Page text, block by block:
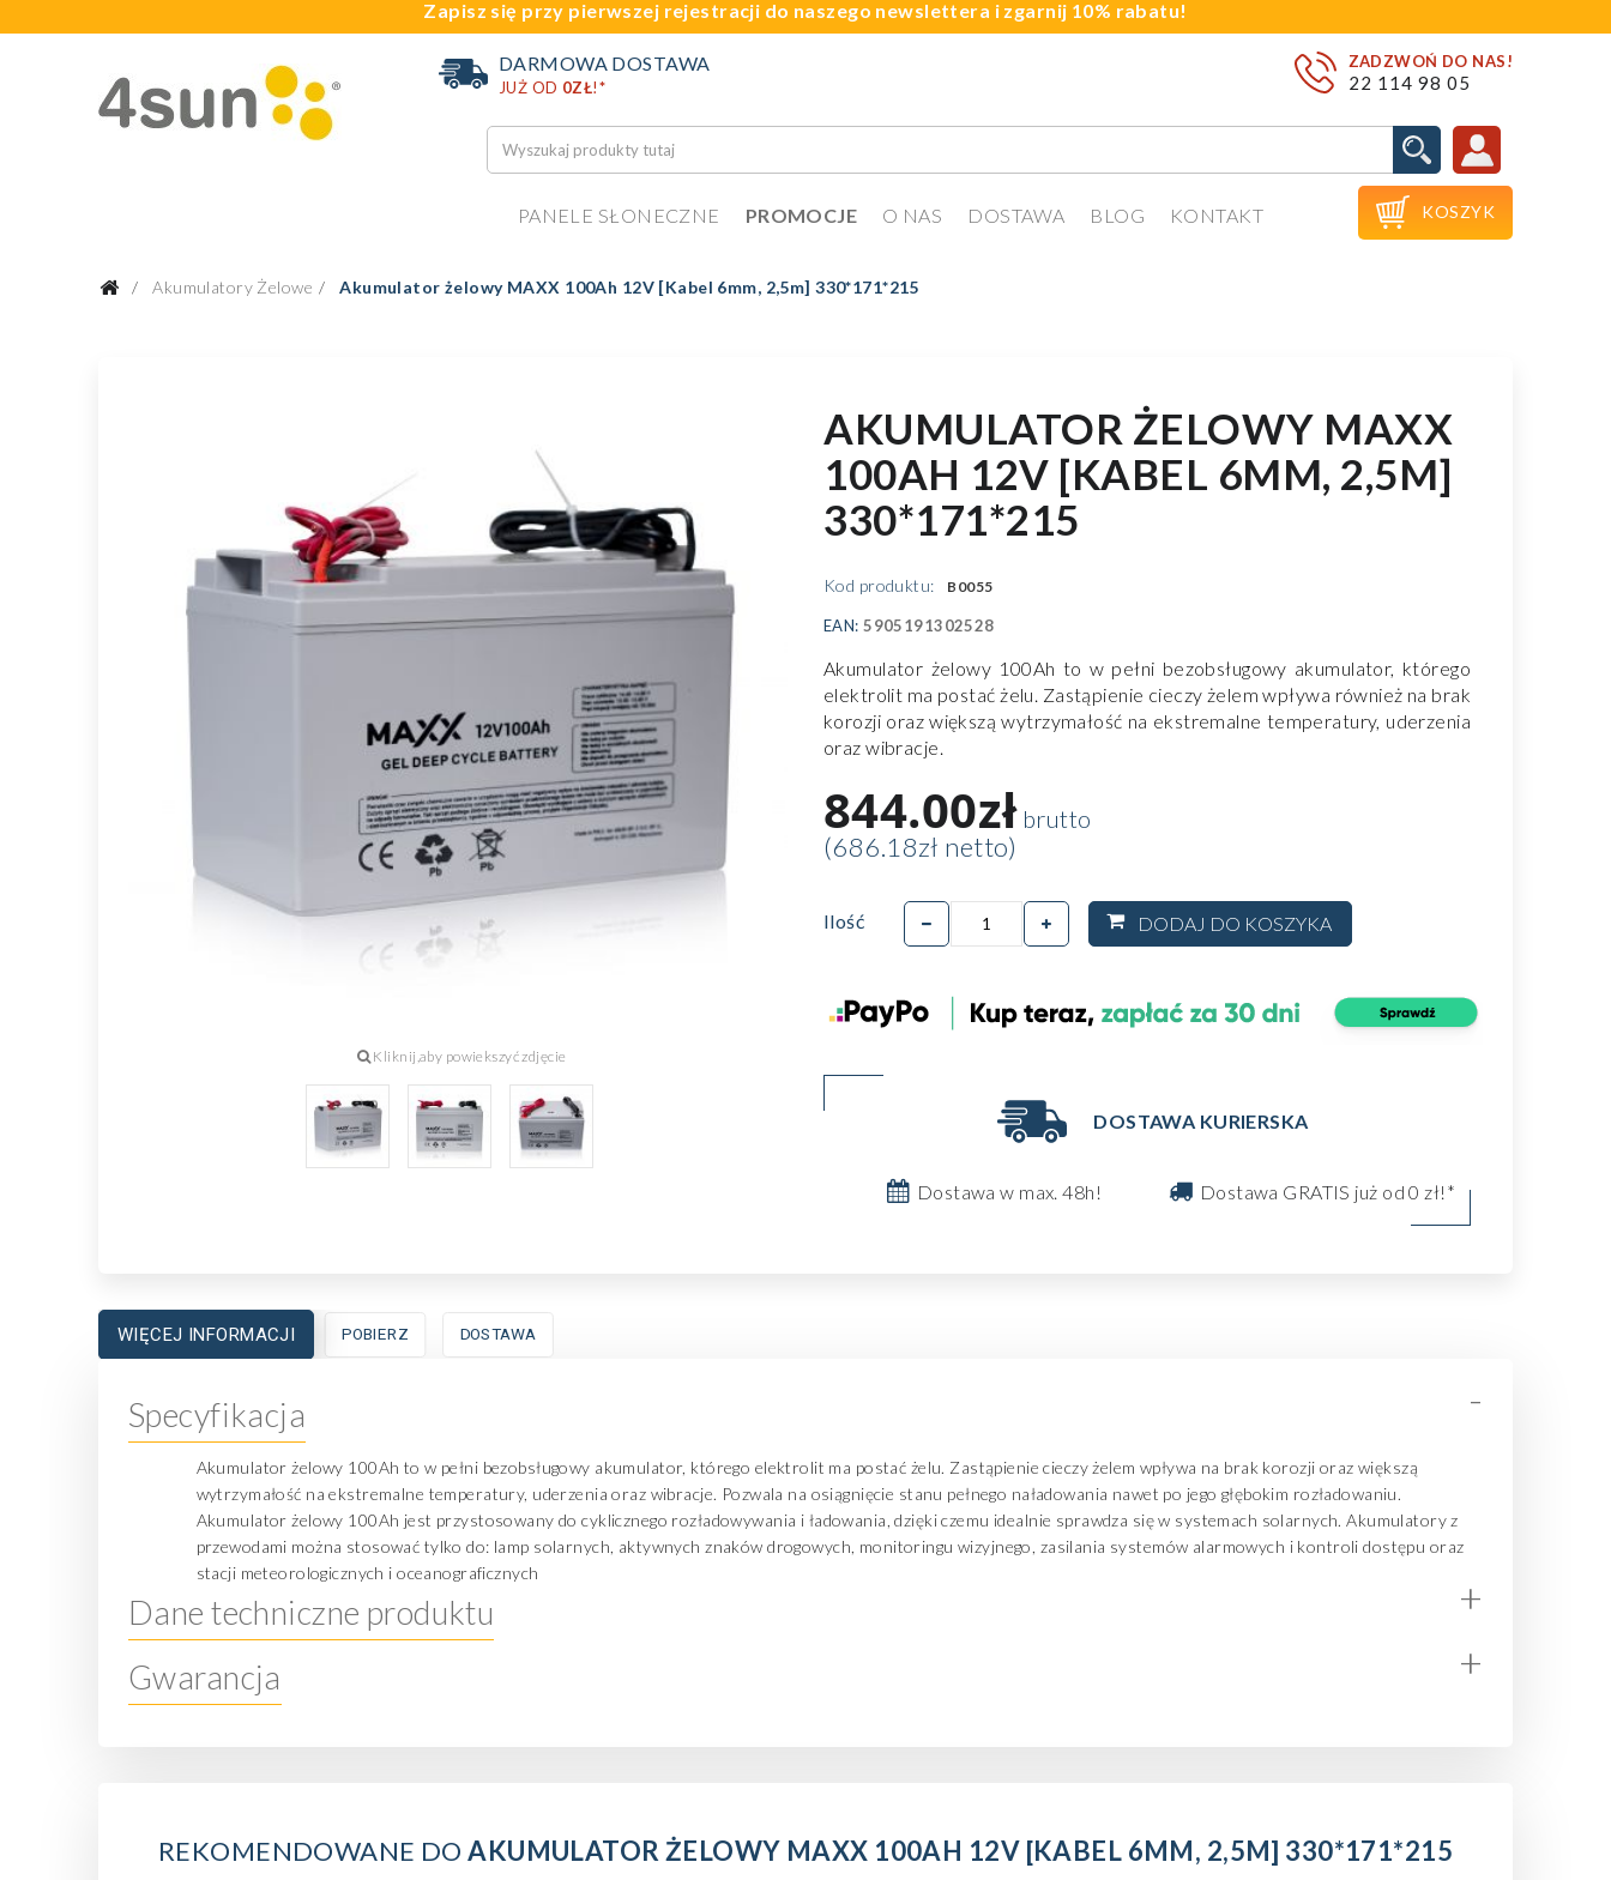
Zapisz się przy pierwszej rejestracji do naszego newslettera i zgarnij 10% rabatu!
ZADZWOŃ DO NAS!
22 114 98 05
DARMOWA DOSTAWA
JUŻ OD 0ZŁ!*
PANELE SŁONECZNE PROMOCJE O NAS DOSTAWA BLOG KONTAKT  KOSZYK
Akumulatory Żelowe Akumulator żelowy MAXX 100Ah 12V [Kabel 6mm, 2,5m] 330*171*215
AKUMULATOR ŻELOWY MAXX
100AH 12V [KABEL 6MM, 2,5M]
330*171*215
Kod produktu: B0055
EAN: 5905191302528
Akumulator żelowy 100Ah to w pełni bezobsługowy akumulator, którego
elektrolit ma postać żelu. Zastąpienie cieczy żelem wpływa również na brak
korozji oraz większą wytrzymałość na ekstremalne temperatury, uderzenia
oraz wibracje.
844.00złbrutto
(686.18zł netto)
Ilość DODAJ DO KOSZYKA
DOSTAWA KURIERSKA
Dostawa w max. 48h! Dostawa GRATIS już od 0 zł!*
WIĘCEJ INFORMACJI POBIERZ DOSTAWA
Specyfikacja -
Akumulator żelowy 100Ah to w pełni bezobsługowy akumulator, którego elektrolit ma postać żelu. Zastąpienie cieczy żelem wpływa na brak korozji oraz większą
wytrzymałość na ekstremalne temperatury, uderzenia oraz wibracje. Pozwala na osiągnięcie stanu pełnego naładowania nawet po jego głębokim rozładowaniu.
Akumulator żelowy 100Ah jest przystosowany do cyklicznego rozładowywania i ładowania, dzięki czemu idealnie sprawdza się w systemach solarnych. Akumulatory z
przewodami można stosować tylko do: lamp solarnych, aktywnych znaków drogowych, monitoringu wizyjnego, zasilania systemów alarmowych i kontroli dostępu oraz
stacji meteorologicznych i oceanograficznych
Dane techniczne produktu +
Gwarancja +
REKOMENDOWANE DOAKUMULATOR ŻELOWY MAXX 100AH 12V [KABEL 6MM, 2,5M] 330*171*215